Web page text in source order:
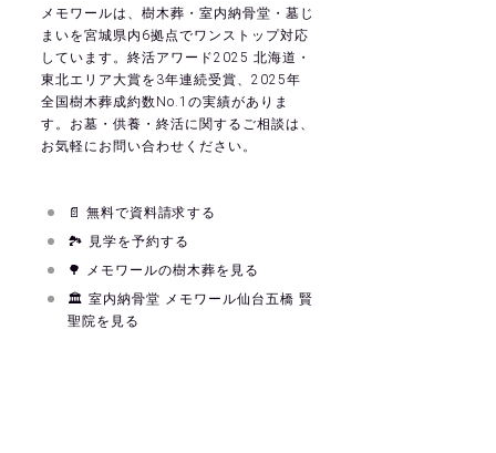
メモワールは、樹木葬・室内納骨堂・墓じ
まいを宮城県内6拠点でワンストップ対応
しています。終活アワード2025 北海道・
東北エリア大賞を3年連続受賞、2025年
全国樹木葬成約数No.1の実績がありま
す。お墓・供養・終活に関するご相談は、
お気軽にお問い合わせください。
📄無料で資料請求する
🏞 見学を予約する
🌳
メモワールの樹木葬を見る
🏛室内納骨堂 メモワール仙台五橋 賢
聖院を見る